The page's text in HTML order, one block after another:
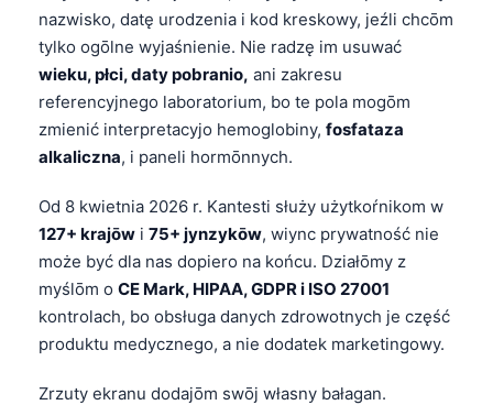
nazwisko, datę urodzenia i kod kreskowy, jeźli chcōm
tylko ogōlne wyjaśnienie. Nie radzę im usuwać
wieku, płci, daty pobranio, ani zakresu
referencyjnego laboratorium, bo te pola mogōm
zmienić interpretacyjo hemoglobiny, fosfataza
alkaliczna, i paneli hormōnnych.
Od 8 kwietnia 2026 r. Kantesti służy użytkoŕnikom w
127+ krajōw i 75+ jynzykōw, wiync prywatność nie
może być dla nas dopiero na końcu. Działōmy z
myślōm o CE Mark, HIPAA, GDPR i ISO 27001
kontrolach, bo obsługa danych zdrowotnych je część
produktu medycznego, a nie dodatek marketingowy.
Zrzuty ekranu dodajōm swōj własny bałagan.